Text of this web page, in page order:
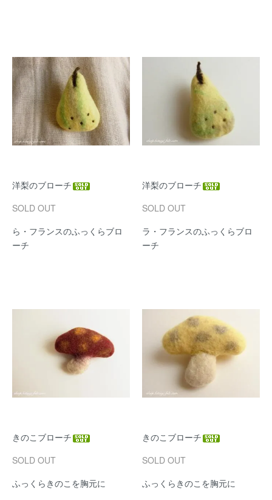
洋梨のブローチ
SOLD OUT
ら・フランスのふっくらブロ
ーチ
洋梨のブローチ
SOLD OUT
ラ・フランスのふっくらブロ
ーチ
きのこブローチ
SOLD OUT
ふっくらきのこを胸元に
きのこブローチ
SOLD OUT
ふっくらきのこを胸元に